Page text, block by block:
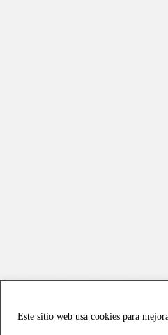
Este sitio web usa cookies para